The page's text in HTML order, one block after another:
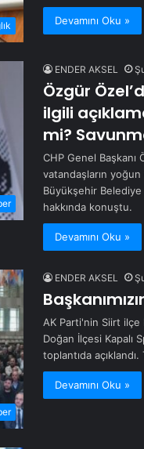
Devamını Oku »
ENDER AKSEL
Özgür
ilgili
mi?
CHP Genel Başkanı
vatandaşların
Büyükşehir Belediye
hakkında konuştu.
Devamını Oku »
ENDER AKSEL
AK Parti'nin Siirt ilçe
Doğan İlçesi Kapalı
toplantıda
Devamını Oku »